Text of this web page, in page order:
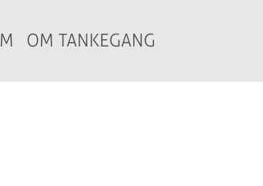
OM TANKEGANG